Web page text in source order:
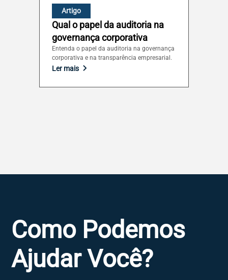
Artigo
Qual o papel da auditoria na
governança corporativa
Entenda o papel da auditoria na governança
corporativa e na transparência empresarial.
Ler mais
Como Podemos
Ajudar Você?